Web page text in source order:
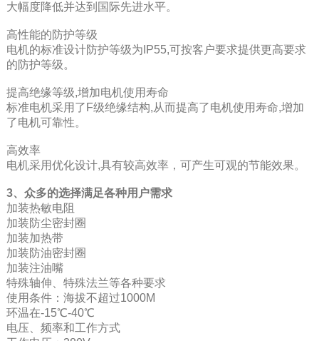
大幅度降低并达到国际先进水平。
高性能的防护等级
电机的标准设计防护等级为IP55,可按客户要求提供更高要求
的防护等级。
提高绝缘等级,增加电机使用寿命
标准电机采用了F级绝缘结构,从而提高了电机使用寿命,增加
了电机可靠性。
高效率
电机采用优化设计,具有较高效率，可产生可观的节能效果。
3、众多的选择满足各种用户需求
加装热敏电阻
加装防尘密封圈
加装加热带
加装防油密封圈
加装注油嘴
特殊轴伸、特殊法兰等各种要求
使用条件：海拔不超过1000M
环温在-15℃-40℃
电压、频率和工作方式